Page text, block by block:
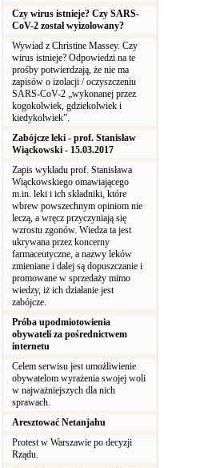
Czy wirus istnieje? Czy SARS-
CoV-2 został wyizolowany?
Wywiad z Christine Massey. Czy
wirus istnieje? Odpowiedzi na te
prośby potwierdzają, że nie ma
zapisów o izolacji / oczyszczeniu
SARS-CoV-2 „wykonanej przez
kogokolwiek, gdziekolwiek i
kiedykolwiek”.
Zabójcze leki - prof. Stanisław
Wiąckowski - 15.03.2017
Zapis wykładu prof. Stanisława
Wiąckowskiego omawiającego
m.in. leki i ich składniki, które
wbrew powszechnym opiniom nie
leczą, a wręcz przyczyniają się
wzrostu zgonów. Wiedza ta jest
ukrywana przez koncerny
farmaceutyczne, a nazwy leków
zmieniane i dalej są dopuszczanie i
promowane w sprzedaży mimo
wiedzy, iż ich działanie jest
zabójcze.
Próba upodmiotowienia
obywateli za pośrednictwem
internetu
Celem serwisu jest umożliwienie
obywatelom wyrażenia swojej woli
w najważniejszych dla nich
sprawach.
Aresztować Netanjahu
Protest w Warszawie po decyzji
Rządu.